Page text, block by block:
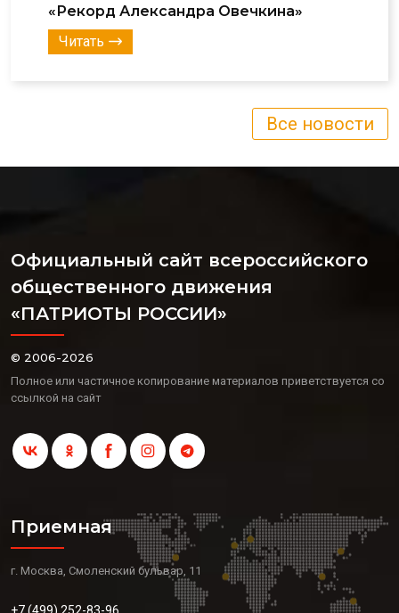
«Рекорд Александра Овечкина»
Читать
Все новости
Официальный сайт всероссийского
общественного движения
«ПАТРИОТЫ РОССИИ»
© 2006-2026
Полное или частичное копирование материалов приветствуется со
ссылкой на сайт
Приемная
г. Москва, Смоленский бульвар, 11
+7 (499) 252-83-96